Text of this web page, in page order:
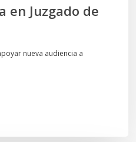
en Juzgado de
nueva audiencia a